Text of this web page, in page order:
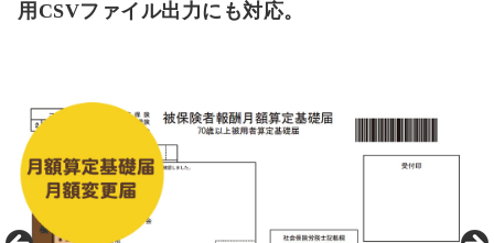
用CSVファイル出力にも対応。